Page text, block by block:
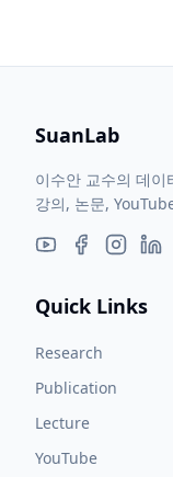
SuanLab
이수안 교수의 데
강의, 논문,
Quick Links
Research
Publication
Lecture
YouTube